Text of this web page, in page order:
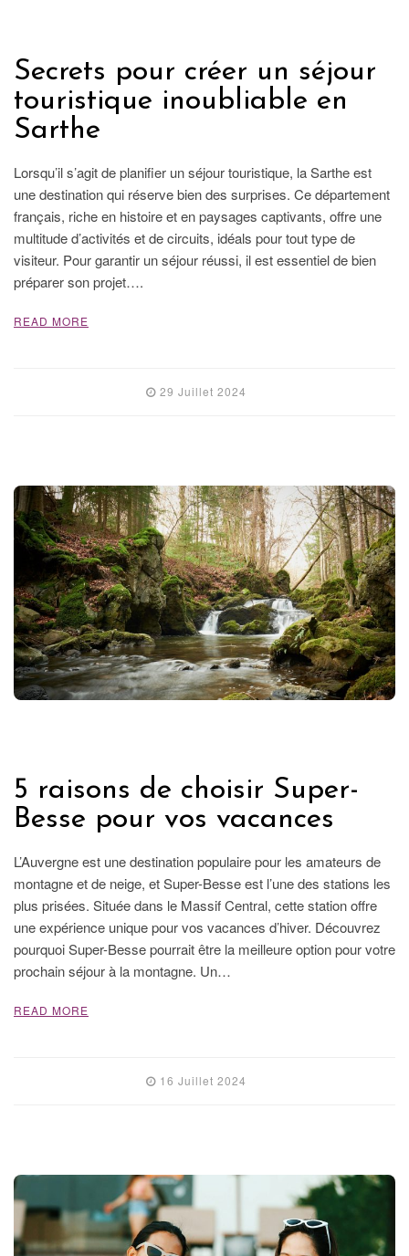
Secrets pour créer un séjour
touristique inoubliable en
Sarthe
Lorsqu’il s’agit de planifier un séjour touristique, la Sarthe est
une destination qui réserve bien des surprises. Ce département
français, riche en histoire et en paysages captivants, offre une
multitude d’activités et de circuits, idéals pour tout type de
visiteur. Pour garantir un séjour réussi, il est essentiel de bien
préparer son projet….
READ MORE
29 Juillet 2024
5 raisons de choisir Super-
Besse pour vos vacances
L’Auvergne est une destination populaire pour les amateurs de
montagne et de neige, et Super-Besse est l’une des stations les
plus prisées. Située dans le Massif Central, cette station offre
une expérience unique pour vos vacances d’hiver. Découvrez
pourquoi Super-Besse pourrait être la meilleure option pour votre
prochain séjour à la montagne. Un…
READ MORE
16 Juillet 2024